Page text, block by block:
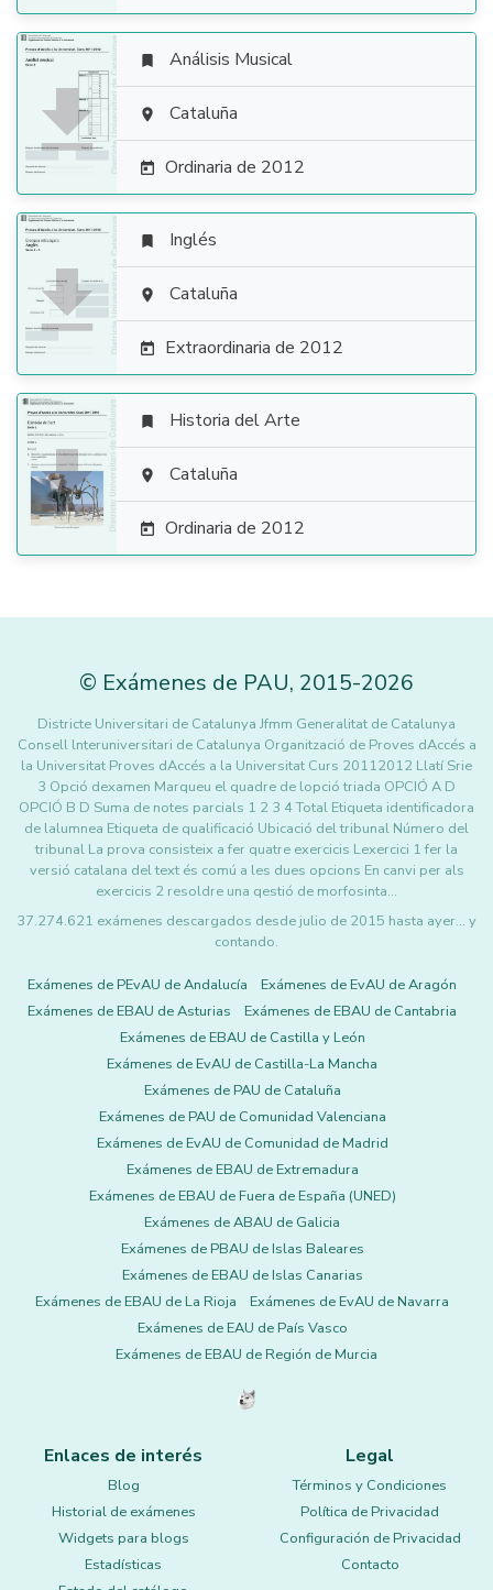

 Análisis Musical
 Cataluña
 Ordinaria de 2012

 Inglés
 Cataluña
 Extraordinaria de 2012

 Historia del Arte
 Cataluña
 Ordinaria de 2012
© Exámenes de PAU, 2015-2026
Districte Universitari de Catalunya Jfmm Generalitat de Catalunya
Consell lnteruniversitari de Catalunya Organització de Proves dAccés a
la Universitat Proves dAccés a la Universitat Curs 20112012 Llatí Srie
3 Opció dexamen Marqueu el quadre de lopció triada OPCIÓ A D
OPCIÓ B D Suma de notes parcials 1 2 3 4 Total Etiqueta identificadora
de lalumnea Etiqueta de qualificació Ubicació del tribunal Número del
tribunal La prova consisteix a fer quatre exercicis Lexercici 1 fer la
versió catalana del text és comú a les dues opcions En canvi per als
exercicis 2 resoldre una qestió de morfosinta…
37.274.621 exámenes descargados desde julio de 2015 hasta ayer... y
contando.
Exámenes de PEvAU de Andalucía
Exámenes de EvAU de Aragón
Exámenes de EBAU de Asturias
Exámenes de EBAU de Cantabria
Exámenes de EBAU de Castilla y León
Exámenes de EvAU de Castilla-La Mancha
Exámenes de PAU de Cataluña
Exámenes de PAU de Comunidad Valenciana
Exámenes de EvAU de Comunidad de Madrid
Exámenes de EBAU de Extremadura
Exámenes de EBAU de Fuera de España (UNED)
Exámenes de ABAU de Galicia
Exámenes de PBAU de Islas Baleares
Exámenes de EBAU de Islas Canarias
Exámenes de EBAU de La Rioja
Exámenes de EvAU de Navarra
Exámenes de EAU de País Vasco
Exámenes de EBAU de Región de Murcia
Enlaces de interés
Blog
Historial de exámenes
Widgets para blogs
Estadísticas
Legal
Términos y Condiciones
Política de Privacidad
Configuración de Privacidad
Contacto